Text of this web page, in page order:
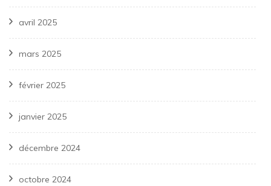
avril 2025
mars 2025
février 2025
janvier 2025
décembre 2024
octobre 2024